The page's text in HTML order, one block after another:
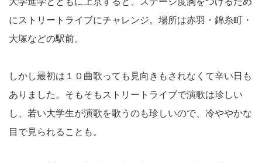
にストリートライブにチャレンジ。場所は赤羽・錦糸町・
大塚などの駅前。
しかし最初は１０曲歌っても見向きもされなくて辛い日も
ありました。そもそもストリートライブで演歌は珍しい
し、若い大学生が演歌を歌うのも珍しいので、冷ややかな
目で見られることも。